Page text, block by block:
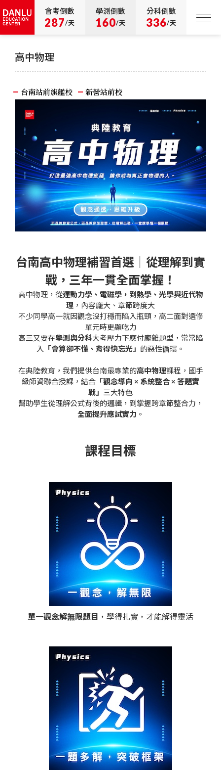
會考倒數
287/天
學測倒數
160/天
分科倒數
336/天
高中物理
台南站前旗艦校 新營站前校
台南高中物理補習首選｜從理解到實
戰，三年一貫全面掌握！
高中物理，從運動力學、電磁學，到熱學、光學與近代物
理 ，內容龐大、章節跨度大
不少同學高一就因觀念沒打穩而陷入瓶頸，高二面對選修
單元時更顯吃力
高三又要在學測與分科大考壓力下應付龐雜題型，常常陷
入
「會算卻不懂、背得快忘光」 的惡性循環。
在典陸教育，我們提供台南最專業的高中物理課程，國手
級師資聯合授課，結合 「觀念導向 × 系統整合 × 答題實
戰」 三大特色
幫助學生從理解公式背後的邏輯，到掌握跨章節整合力，
全面提升應試實力 。
課程目標
單一觀念解無限題目 ，學得扎實，才能解得靈活